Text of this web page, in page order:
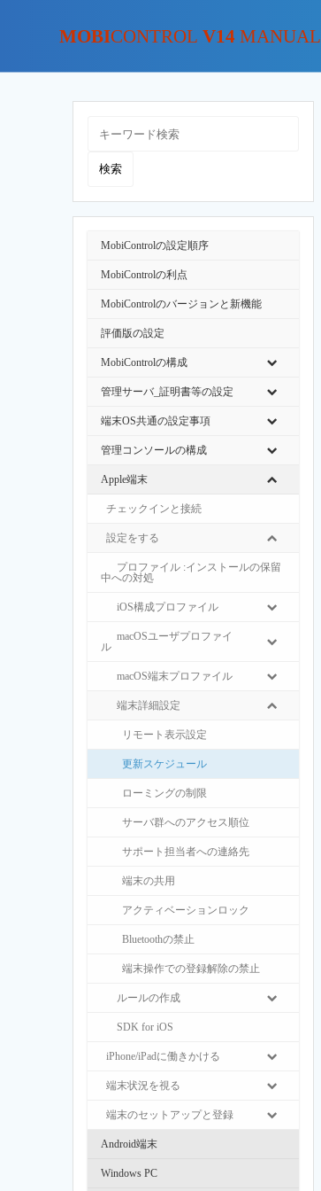
MOBICONTROL V14 MANUAL
MobiControlの設定順序
MobiControlの利点
MobiControlのバージョンと新機能
評価版の設定
MobiControlの構成
管理サーバ_証明書等の設定
端末OS共通の設定事項
管理コンソールの構成
Apple端末
チェックインと接続
設定をする
プロファイル :インストールの保留
中への対処
iOS構成プロファイル
macOSユーザプロファイ
ル
macOS端末プロファイル
端末詳細設定
リモート表示設定
更新スケジュール
ローミングの制限
サーバ群へのアクセス順位
サポート担当者への連絡先
端末の共用
アクティベーションロック
Bluetoothの禁止
端末操作での登録解除の禁止
ルールの作成
SDK for iOS
iPhone/iPadに働きかける
端末状況を視る
端末のセットアップと登録
Android端末
Windows PC